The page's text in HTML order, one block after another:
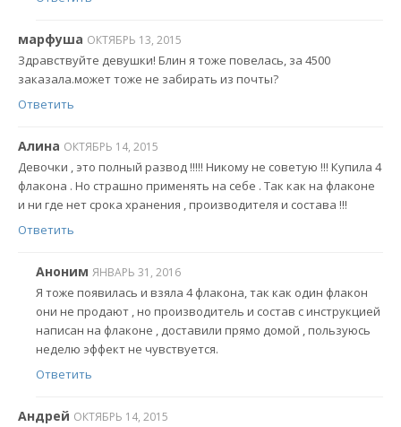
марфуша ОКТЯБРЬ 13, 2015
Здравствуйте девушки! Блин я тоже повелась, за 4500
заказала.может тоже не забирать из почты?
Ответить
Алина ОКТЯБРЬ 14, 2015
Девочки , это полный развод !!!!! Никому не советую !!! Купила 4
флакона . Но страшно применять на себе . Так как на флаконе
и ни где нет срока хранения , производителя и состава !!!
Ответить
Аноним ЯНВАРЬ 31, 2016
Я тоже появилась и взяла 4 флакона, так как один флакон
они не продают , но производитель и состав с инструкцией
написан на флаконе , доставили прямо домой , пользуюсь
неделю эффект не чувствуется.
Ответить
Андрей ОКТЯБРЬ 14, 2015